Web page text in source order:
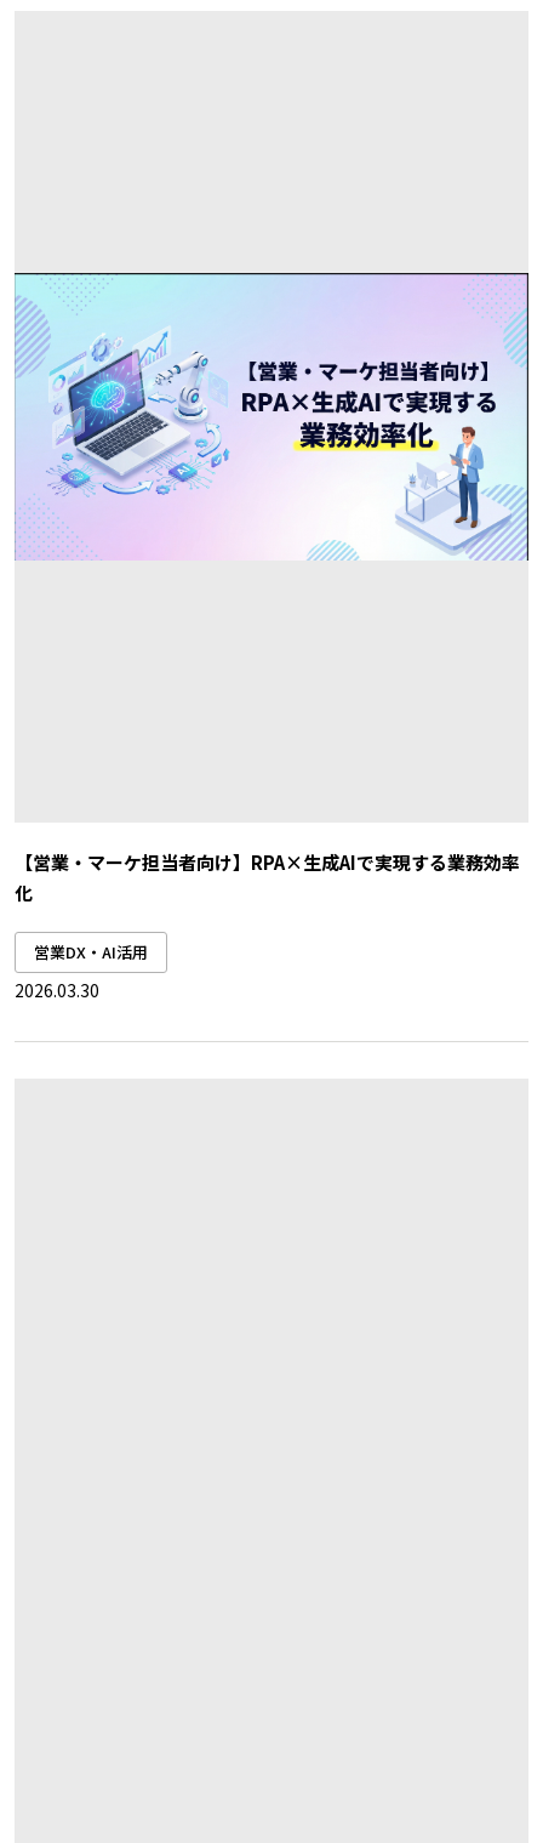
【営業・マーケ担当者向け】RPA×生成AIで実現する業務効率
化
営業DX・AI活用
2026.03.30